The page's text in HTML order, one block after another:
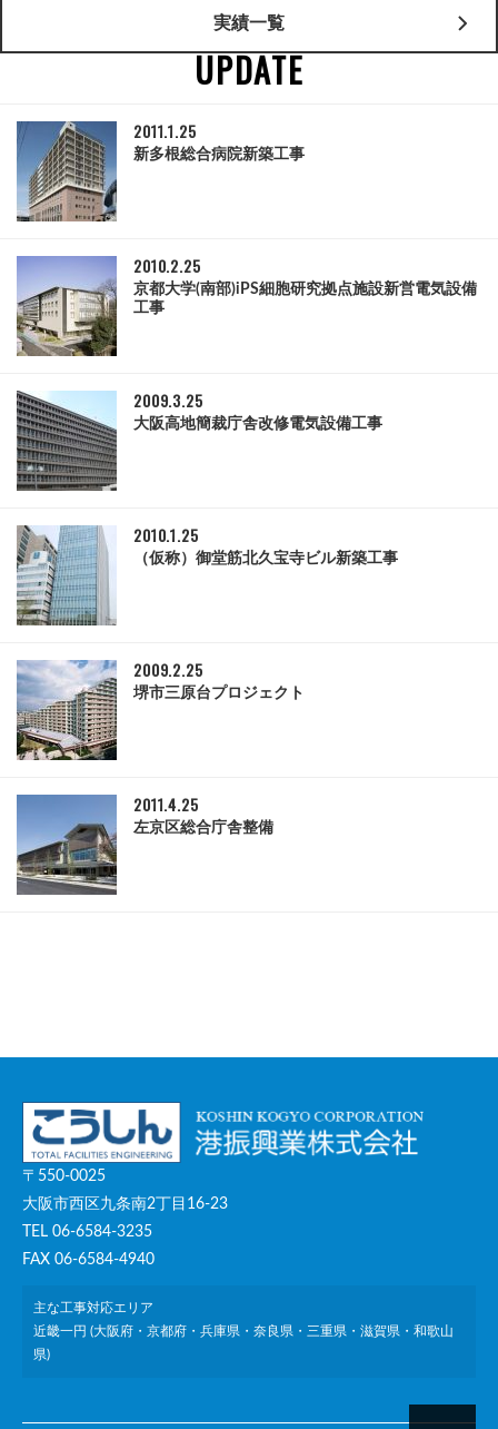
実績一覧
UPDATE
2011.1.25
新多根総合病院新築工事
2010.2.25
京都大学(南部)iPS細胞研究拠点施設新営電気設備
工事
2009.3.25
大阪高地簡裁庁舎改修電気設備工事
2010.1.25
（仮称）御堂筋北久宝寺ビル新築工事
2009.2.25
堺市三原台プロジェクト
2011.4.25
左京区総合庁舎整備
〒550-0025
大阪市西区九条南2丁目16-23
TEL 06-6584-3235
FAX 06-6584-4940
主な工事対応エリア
近畿一円 (大阪府・京都府・兵庫県・奈良県・三重県・滋賀県・和歌山
県)